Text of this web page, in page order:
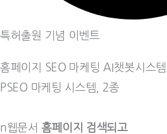
특허출원 기념 이벤트
홈페이지 SEO 마케팅 AI챗봇시스템,
PSEO 마케팅 시스템, 2종
n웹문서 홈페이지 검색되고